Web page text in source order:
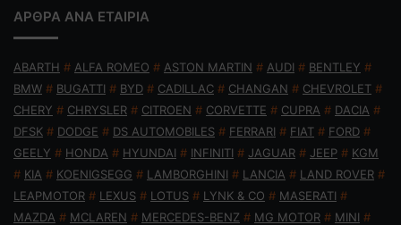
ΑΡΘΡΑ ΑΝΑ ΕΤΑΙΡΙΑ
ABARTH # ALFA ROMEO # ASTON MARTIN # AUDI # BENTLEY #
BMW # BUGATTI # BYD # CADILLAC # CHANGAN # CHEVROLET #
CHERY # CHRYSLER # CITROEN # CORVETTE # CUPRA # DACIA #
DFSK # DODGE # DS AUTOMOBILES # FERRARI # FIAT # FORD #
GEELY # HONDA # HYUNDAI # INFINITI # JAGUAR # JEEP # KGM
# KIA # KOENIGSEGG # LAMBORGHINI # LANCIA # LAND ROVER #
LEAPMOTOR # LEXUS # LOTUS # LYNK & CO # MASERATI #
MAZDA # MCLAREN # MERCEDES-BENZ # MG MOTOR # MINI #